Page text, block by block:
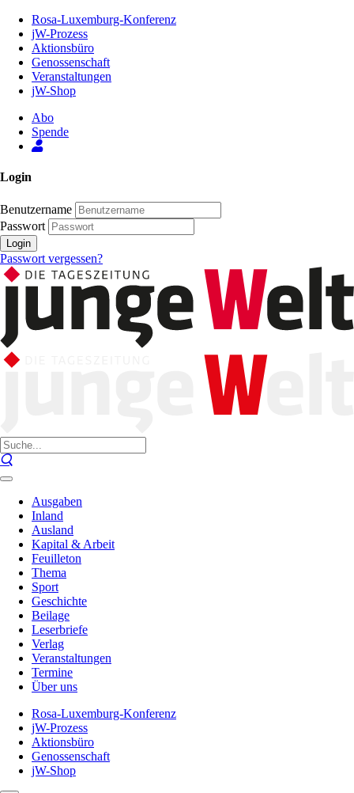
Inhalt
Seite
Rosa-Luxemburg-Konferenz
jW-Prozess
Aktionsbüro
Genossenschaft
Veranstaltungen
jW-Shop
Abo
Spende
Login
Benutzername
Passwort
Login
Passwort vergessen?
Ausgaben
Inland
Ausland
Kapital & Arbeit
Feuilleton
Thema
Sport
Geschichte
Beilage
Leserbriefe
Verlag
Veranstaltungen
Termine
Über uns
Rosa-Luxemburg-Konferenz
jW-Prozess
Aktionsbüro
Genossenschaft
jW-Shop